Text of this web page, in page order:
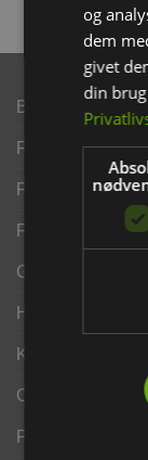
Brand
Finansering
Finansering
Fortrydelse og
Gavekort
Kontakt os
Opdrætterrabat
Privatlivspolitik
og
dem
givet
din